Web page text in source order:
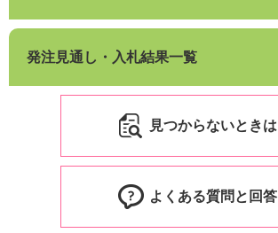
発注見通し・入札結果一覧
見つからないときは
よくある質問と回答